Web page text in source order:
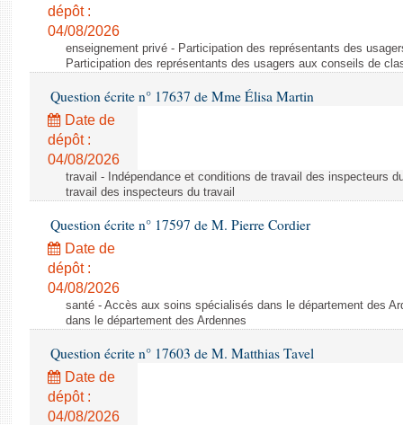
dépôt :
04/08/2026
enseignement privé - Participation des représentants des
Participation des représentants des usagers aux conseils de
Question écrite n° 17637 de Mme Élisa Martin
Date de
dépôt :
04/08/2026
travail - Indépendance et conditions de travail des inspecteurs
travail des inspecteurs du travail
Question écrite n° 17597 de M. Pierre Cordier
Date de
dépôt :
04/08/2026
santé - Accès aux soins spécialisés dans le département des
dans le département des Ardennes
Question écrite n° 17603 de M. Matthias Tavel
Date de
dépôt :
04/08/2026